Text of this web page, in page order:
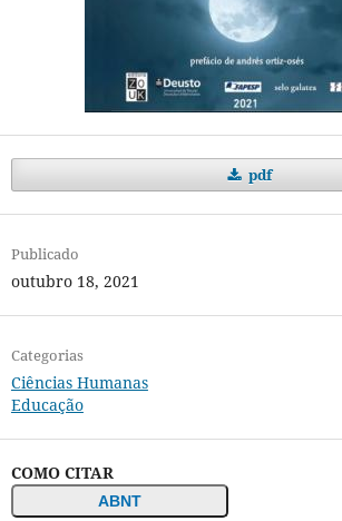
pdf
Publicado
outubro 18, 2021
Categorias
Ciências Humanas
Educação
COMO CITAR
ABNT